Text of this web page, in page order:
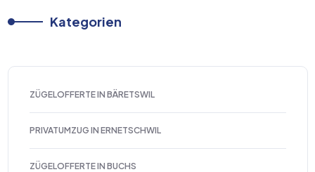
Kategorien
ZÜGELOFFERTE IN BÄRETSWIL
PRIVATUMZUG IN ERNETSCHWIL
ZÜGELOFFERTE IN BUCHS